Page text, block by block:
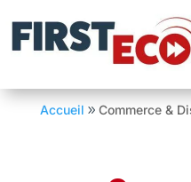
Accueil Commerce &